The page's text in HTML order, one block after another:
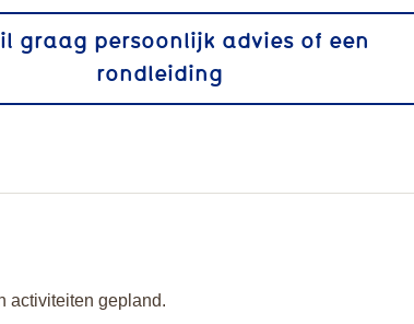
graag persoonlijk advies of een
rondleiding
activiteiten gepland.